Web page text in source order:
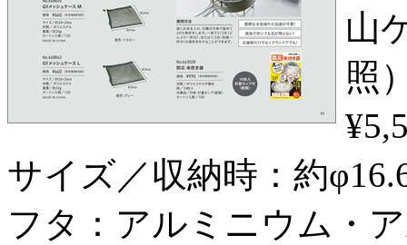
山
照
サイズ／収納時：約
フタ：アルミニウム